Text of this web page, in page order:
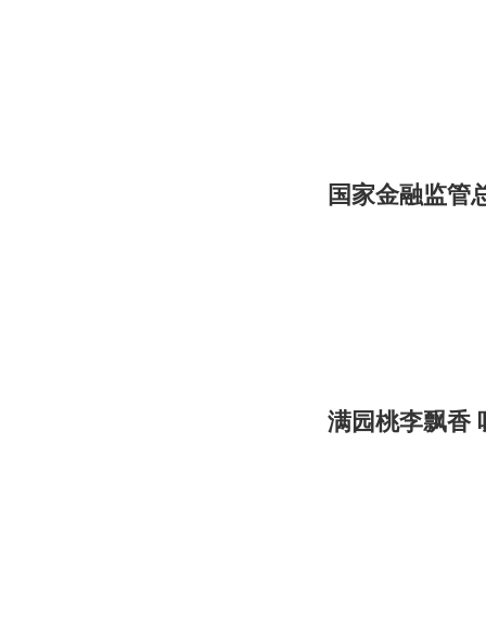
国家金融监管
满园桃李飘香